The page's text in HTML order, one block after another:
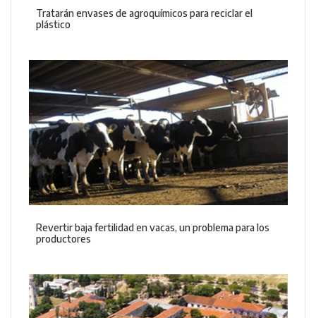
Tratarán envases de agroquímicos para reciclar el
plástico
Revertir baja fertilidad en vacas, un problema para los
productores